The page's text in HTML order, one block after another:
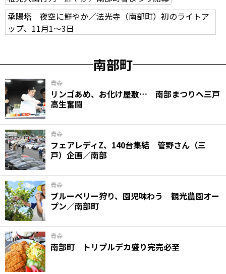
承陽塔 夜空に鮮やか／法光寺（南部町）初のライトア
ップ、11月1～3日
南部町
青森
リンゴあめ、お化け屋敷… 南部まつりへ三戸
高生奮闘
青森
フェアレディZ、140台集結 管野さん（三
戸）企画／南部
青森
ブルーベリー狩り、園児味わう 観光農園オー
プン／南部町
青森
南部町 トリプルデカ盛り完売必至